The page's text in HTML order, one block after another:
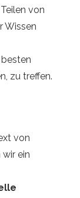
von
Wissen
zu treffen.
von
ein